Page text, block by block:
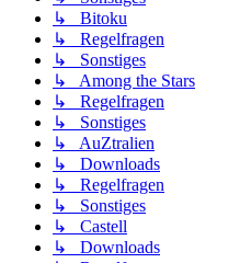
↳ Bitoku
↳ Regelfragen
↳ Sonstiges
↳ Among the Stars
↳ Regelfragen
↳ Sonstiges
↳ AuZtralien
↳ Downloads
↳ Regelfragen
↳ Sonstiges
↳ Castell
↳ Downloads